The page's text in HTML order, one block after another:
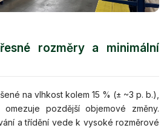
rozměry a minimální
na vlhkost kolem 15 % (± ~3 p. b.),
pozdější objemové změny.
a třídění vede k vysoké rozměrové